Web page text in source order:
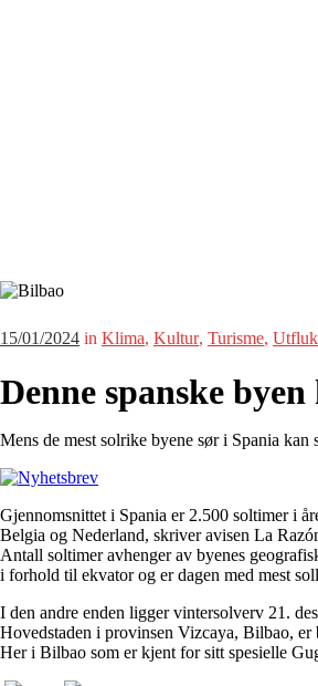
15/01/2024 in Klima, Kultur, Turisme,
Denne spanske
Mens de mest solrike byene sør i Spania
Gjennomsnittet i Spania er 2.500 soltimer i
Belgia og Nederland, skriver avisen La
Antall soltimer avhenger av byenes
i forhold til ekvator og er dagen med mest
I den andre enden ligger vintersolverv 21.
Hovedstaden i provinsen Vizcaya, Bilbao, er
Her i Bilbao som er kjent for sitt spesielle